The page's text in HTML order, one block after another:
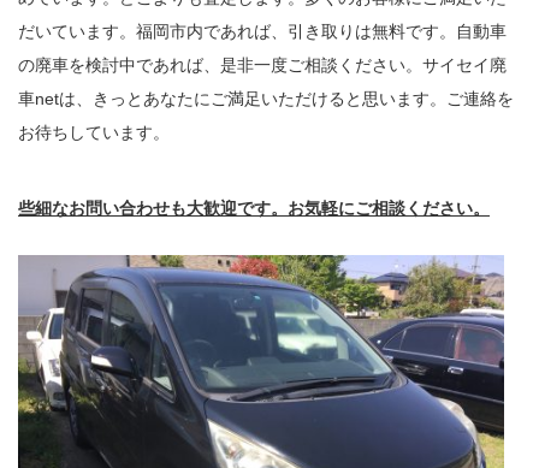
だいています。福岡市内であれば、引き取りは無料です。自動車
の廃車を検討中であれば、是非一度ご相談ください。サイセイ廃
車netは、きっとあなたにご満足いただけると思います。ご連絡を
お待ちしています。
些細なお問い合わせも大歓迎です。お気軽にご相談ください。